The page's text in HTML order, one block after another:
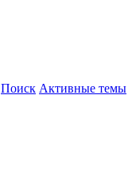
Поиск Активные темы